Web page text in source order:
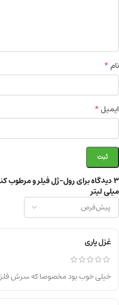
3 دیدگاه برای
میلی لیتر
غزل یاری
خیلی خوب بود مخصوصا که سرش
نام*
ایمیل*